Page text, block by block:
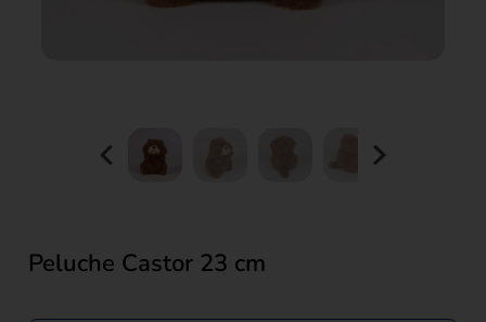
Peluche Castor 23 cm